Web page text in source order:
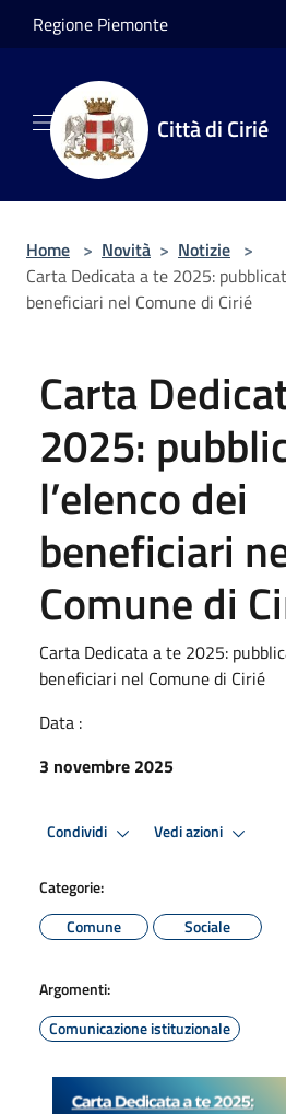
Salta al contenuto principale
Regione Piemonte
Città di Cirié
Home > Novità > Notizie >
Carta Dedicata a te 2025:
beneficiari nel Comune di Cirié
Carta
2025:
l’elenco dei
beneficiari
Comune di
Carta Dedicata a te 2025:
beneficiari nel Comune di Cirié
Data :
3 novembre 2025
Condividi Vedi azioni
Categorie:
Comune
Sociale
Argomenti:
Comunicazione istituzionale